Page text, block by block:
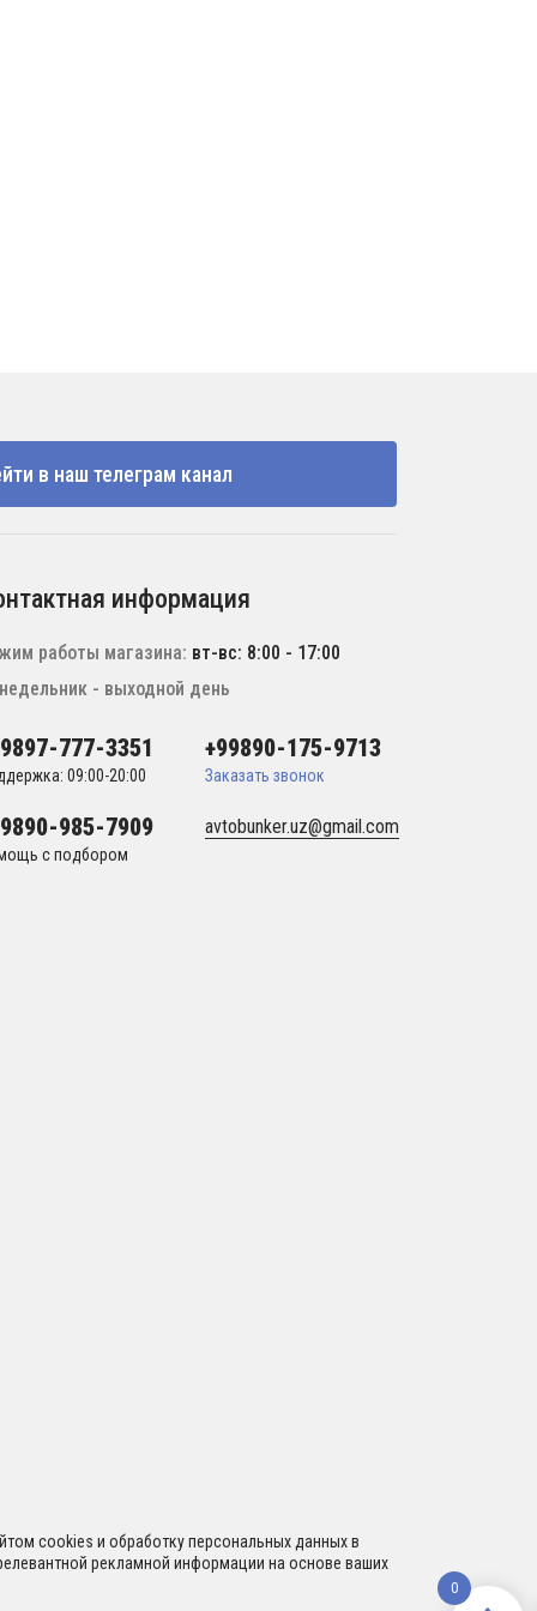
в наш телеграм канал
информация
работы магазина: вт-вс: 8:00 - 17:00
- выходной день
777-3351
09:00-20:00
+99890-175-9713
Заказать звонок
985-7909
с подбором
avtobunker.uz@gmail.com
cookies и обработку персональных данных в
рекламной информации на основе ваших
0